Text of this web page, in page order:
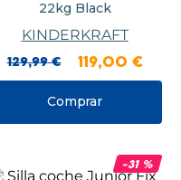
22kg Black
KINDERKRAFT
129,99 € 119,00 €
Comprar
-31%